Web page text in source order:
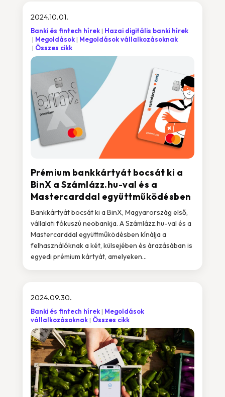
Prémium bankkártyát bocsát ki a
BinX a Számlázz.hu-val és a
Mastercarddal együttműködésben
2024.10.01.
Banki és fintech hírek
Hazai digitális banki hírek
Megoldások
Megoldások vállalkozásoknak
Összes cikk
Bankkártyát bocsát ki a BinX, Magyarország első,
vállalati fókuszú neobankja. A Számlázz.hu-val és a
Mastercarddal együttműködésben kínálja a
felhasználóknak a két, külsejében és árazásában is
egyedi prémium kártyát, amelyeken...
2024.09.30.
Banki és fintech hírek
Megoldások
vállalkozásoknak
Összes cikk